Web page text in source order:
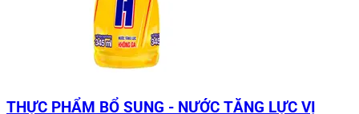
THỰC PHẨM BỔ SUNG - NƯỚC TĂNG LỰC VỊ